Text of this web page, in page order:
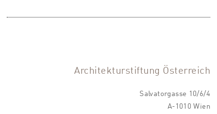
Architekturstiftung Österreich
Salvatorgasse 10/6/4
A-1010 Wien